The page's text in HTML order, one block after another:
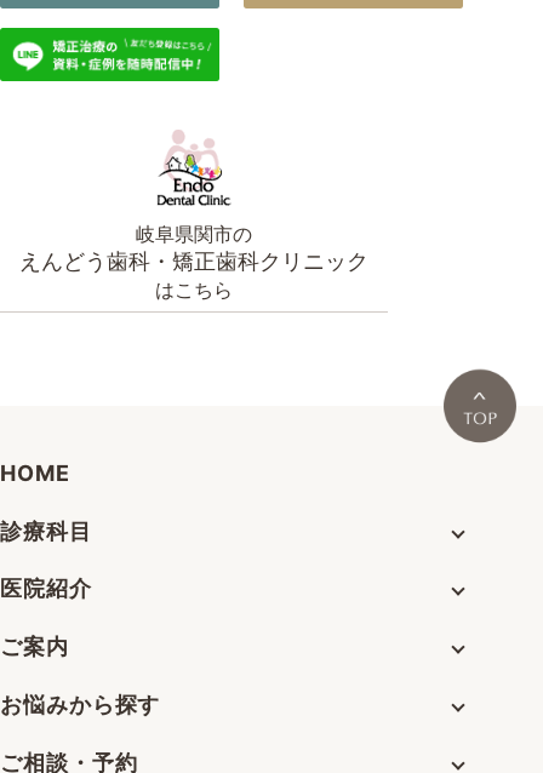
岐阜県関市の
えんどう歯科・矯正歯科クリニック
はこちら
HOME
診療科目
医院紹介
ご案内
お悩みから探す
ご相談・予約